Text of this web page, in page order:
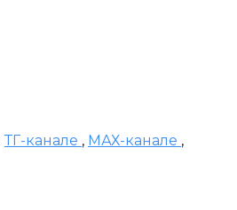
ТГ-канале , МАХ-канале ,